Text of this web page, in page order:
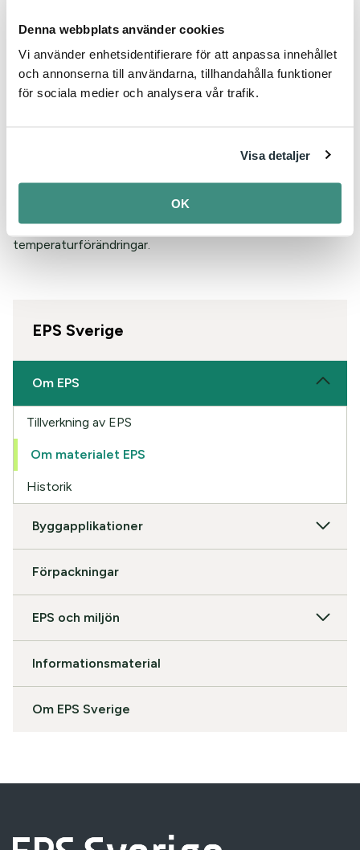
Denna webbplats använder cookies
Vi använder enhetsidentifierare för att anpassa innehållet
och annonserna till användarna, tillhandahålla funktioner
för sociala medier och analysera vår trafik.
Visa detaljer
OK
Bra isolering
På grund av den slutna cellstrukturen, som förhindrar att
goda isolationsförmågan för att isolera hus och grunder.
EPS-förpackningar används därför vid transport av bland
annat vacciner eller andra farmaceutiska produkter, precis
som EPS-förpackningar används för livsmedel som fisk
och kött, som måste skyddas mot
temperaturförändringar.
EPS Sverige
Om EPS
Tillverkning av EPS
Om materialet EPS
Historik
Byggapplikationer
Förpackningar
EPS och miljön
Informationsmaterial
Om EPS Sverige